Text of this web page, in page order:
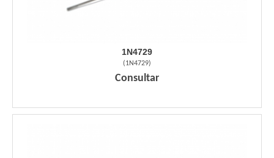
1N4729
(1N4729)
Consultar